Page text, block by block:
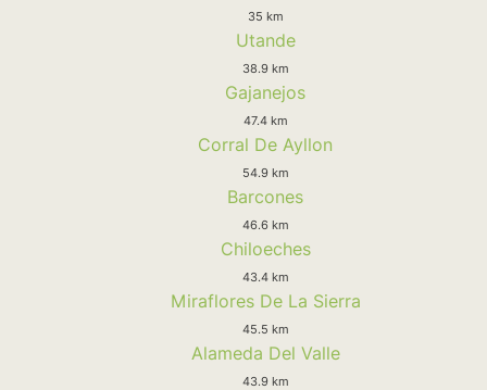
35 km
Utande
38.9 km
Gajanejos
47.4 km
Corral De Ayllon
54.9 km
Barcones
46.6 km
Chiloeches
43.4 km
Miraflores De La Sierra
45.5 km
Alameda Del Valle
43.9 km